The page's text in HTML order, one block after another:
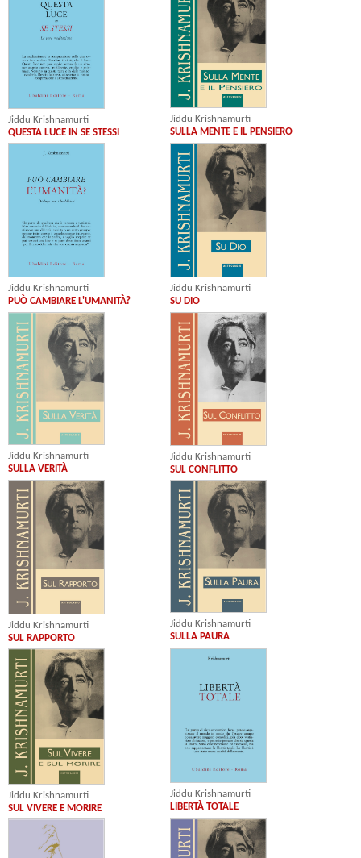
Jiddu Krishnamurti
QUESTA LUCE IN SE STESSI
Jiddu Krishnamurti
SULLA MENTE E IL PENSIERO
Jiddu Krishnamurti
PUÒ CAMBIARE L'UMANITÀ?
Jiddu Krishnamurti
SU DIO
Jiddu Krishnamurti
SULLA VERITÀ
Jiddu Krishnamurti
SUL CONFLITTO
Jiddu Krishnamurti
SUL RAPPORTO
Jiddu Krishnamurti
SULLA PAURA
Jiddu Krishnamurti
SUL VIVERE E MORIRE
Jiddu Krishnamurti
LIBERTÀ TOTALE